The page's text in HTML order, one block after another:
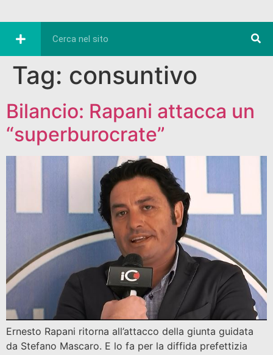
Tag: consuntivo
Bilancio: Rapani attacca un
“superburocrate”
Ernesto Rapani ritorna all’attacco della giunta guidata
da Stefano Mascaro. E lo fa per la diffida prefettizia